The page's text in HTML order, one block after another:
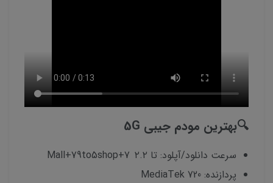
🔍بهترین مودم جیبی 5G
سرعت دانلود/آپلود: تا ۲.۲ Mall+79to5shop+7
پردازنده: MediaTek 720